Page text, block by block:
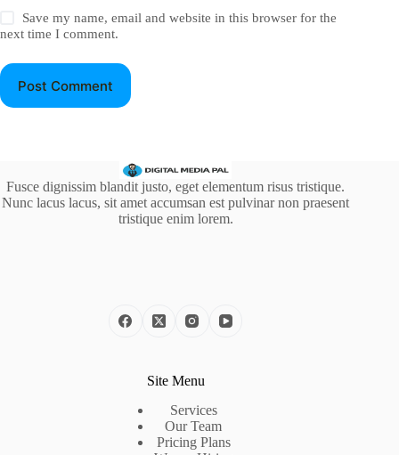
Save my name, email and website in this browser for the
next time I comment.
Post Comment
Fusce dignissim blandit justo, eget elementum risus tristique.
Nunc lacus lacus, sit amet accumsan est pulvinar non praesent
tristique enim lorem.
Site Menu
Services
Our Team
Pricing Plans